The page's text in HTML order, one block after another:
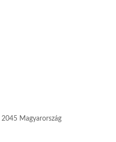
2045 Magyarország